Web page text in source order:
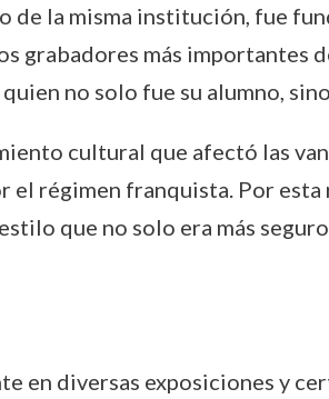
de la misma institución, fue
grabadores más importantes
no solo fue su alumno,
cultural que afectó las
régimen franquista. Por esta
que no solo era más
en diversas exposiciones y